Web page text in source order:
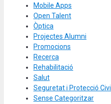
Mobile Apps
Open Talent
Òptica
Projectes Alumni
Promocions
Recerca
Rehabilitació
Salut
Seguretat i Protecció Civil
Sense Categoritzar